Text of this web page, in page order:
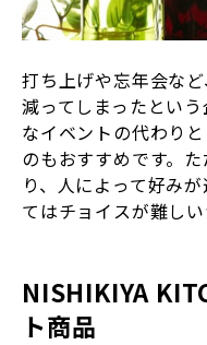
打ち上げや忘年会な
減ってしまったとい
なイベントの代わり
のもおすすめです。
り、人によって好み
てはチョイスが難しい
NISHIKIYA
ト商品